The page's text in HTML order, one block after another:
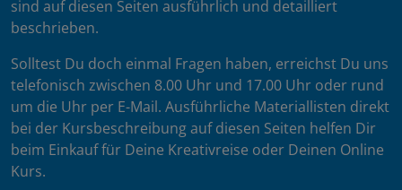
sind auf diesen Seiten ausführlich und detailliert
beschrieben.
Solltest Du doch einmal Fragen haben, erreichst Du uns
telefonisch zwischen 8.00 Uhr und 17.00 Uhr oder rund
um die Uhr per E-Mail. Ausführliche Materiallisten direkt
bei der Kursbeschreibung auf diesen Seiten helfen Dir
beim Einkauf für Deine Kreativreise oder Deinen Online
Kurs.